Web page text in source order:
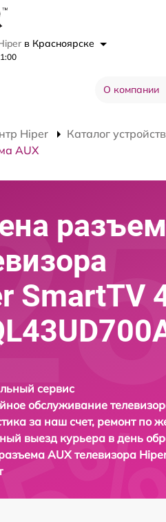
в Красноярске
О компании
Hiper Каталог устройств
AUX
SmartTV
сервис
обслуживание
за наш счет, ремонт по
выезд курьера в день
AUX телевизора